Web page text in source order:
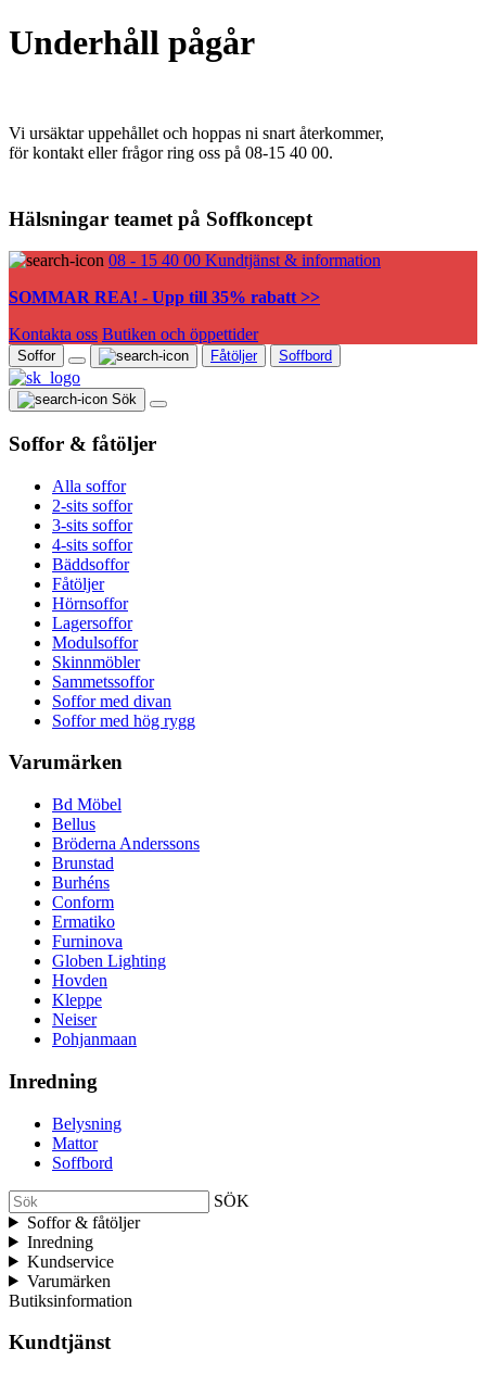
Underhåll pågår
Vi ursäktar uppehållet och hoppas ni snart återkommer,
för kontakt eller frågor ring oss på 08-15 40 00.
Hälsningar teamet på Soffkoncept
08 - 15 40 00 Kundtjänst & information
SOMMAR REA! - Upp till 35% rabatt >>
Kontakta oss Butiken och öppettider
Soffor Fåtöljer Soffbord
Sök
Soffor & fåtöljer
Alla soffor
2-sits soffor
3-sits soffor
4-sits soffor
Bäddsoffor
Fåtöljer
Hörnsoffor
Lagersoffor
Modulsoffor
Skinnmöbler
Sammetssoffor
Soffor med divan
Soffor med hög rygg
Varumärken
Bd Möbel
Bellus
Bröderna Anderssons
Brunstad
Burhéns
Conform
Ermatiko
Furninova
Globen Lighting
Hovden
Kleppe
Neiser
Pohjanmaan
Inredning
Belysning
Mattor
Soffbord
SÖK
Soffor & fåtöljer
Inredning
Kundservice
Varumärken
Butiksinformation
Kundtjänst